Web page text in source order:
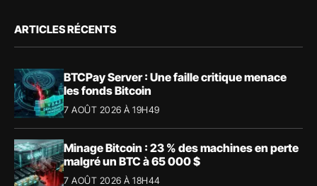
ARTICLES RÉCENTS
BTCPay Server : Une faille critique menace
les fonds Bitcoin
7 AOÛT 2026 À 19H49
Minage Bitcoin : 23 % des machines en perte
malgré un BTC à 65 000 $
7 AOÛT 2026 À 18H44